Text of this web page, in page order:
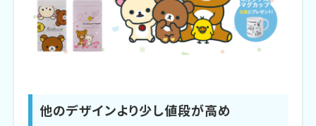
他のデザインより少し値段が高め